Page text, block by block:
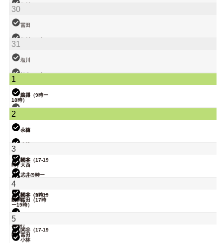
武井
30
冨田
18時）
武井
関谷（17-19
時）
院長
31
塩川
松本（9時ー
18時）
武井
関谷（17-19
時）
1
塩川（9時ー
18時）
小林
関谷（17-19
時）
2
大西
松本
武井(9時ー
18時)
関谷（17-19
時）
3
大西
松本（9時ー
18時）
関谷（17-19
時）
4
冨田（17時
ー19時）
18時）
小林
5
冨田